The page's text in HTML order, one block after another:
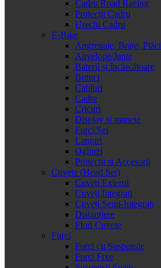
Cadru Road Racing
Protecții Cadru
Urechi Cadru
E-Bike
Angrenaje, Brațe, Plăci
Anvelope/Jante
Baterii și încărcătoare
Butuci
Cabluri
Cadre
Cricuri
Display și manete
Furci/Șei
Lanțuri
Oglinzi
Protectii si Accesorii
Cuvete (Head Set)
Cuveți Externi
Cuveți Integrați
Cuveți Semi-Integrați
Distanțiere
Flori Cuvete
Furci
Furci cu Suspensie
Furci Fixe